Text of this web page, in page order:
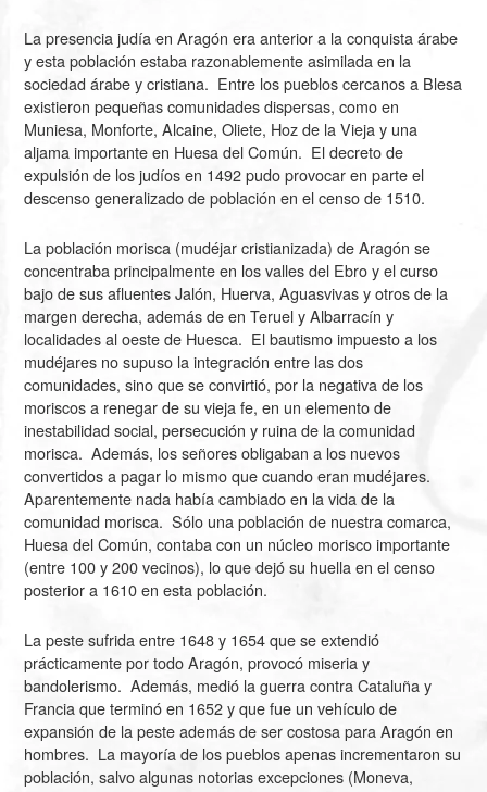
La presencia judía en Aragón era anterior a la conquista árabe
y esta población estaba razonablemente asimilada en la
sociedad árabe y cristiana. Entre los pueblos cercanos a Blesa
existieron pequeñas comunidades dispersas, como en
Muniesa, Monforte, Alcaine, Oliete, Hoz de la Vieja y una
aljama importante en Huesa del Común. El decreto de
expulsión de los judíos en 1492pudo provocar en parte el
descenso generalizado de población en el censo de 1510.
La población morisca (mudéjar cristianizada) de Aragón se
concentraba principalmente en los valles del Ebro y el curso
bajo de sus afluentes Jalón, Huerva, Aguasvivas y otros de la
margen derecha, además de en Teruel y Albarracín y
localidades al oeste de Huesca. El bautismo impuesto a los
mudéjares no supuso la integración entre las dos
comunidades, sino que se convirtió, por la negativa de los
moriscos a renegar de su vieja fe, en un elemento de
inestabilidad social, persecución y ruina de la comunidad
morisca. Además, los señores obligaban a los nuevos
convertidos a pagar lo mismo que cuando eran mudéjares.
Aparentemente nada había cambiado en la vida de la
comunidad morisca. Sólo una población de nuestra comarca,
Huesa del Común, contaba con un núcleo morisco importante
(entre 100 y 200 vecinos), lo que dejó su huella en el censo
posterior a 1610en esta población.
La peste sufrida entre 1648y 1654que se extendió
prácticamente por todo Aragón, provocó miseria y
bandolerismo. Además, medió la guerra contra Cataluña y
Francia que terminó en 1652 y que fue un vehículo de
expansión de la peste además de ser costosa para Aragón en
hombres. La mayoría de los pueblos apenas incrementaron su
población, salvo algunas notorias excepciones (Moneva,